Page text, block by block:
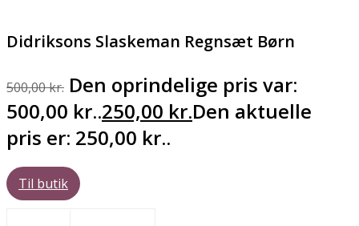
Didriksons Slaskeman Regnsæt Børn
500,00kr. Den oprindelige pris var:
500,00 kr..250,00 kr.Den aktuelle
pris er: 250,00 kr..
Til butik